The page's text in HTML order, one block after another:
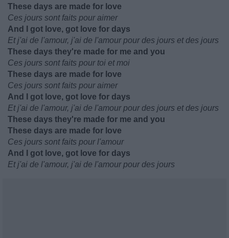
These days are made for love
Ces jours sont faits pour aimer
And I got love, got love for days
Et j'ai de l'amour, j'ai de l'amour pour des jours et des jours
These days they're made for me and you
Ces jours sont faits pour toi et moi
These days are made for love
Ces jours sont faits pour aimer
And I got love, got love for days
Et j'ai de l'amour, j'ai de l'amour pour des jours et des jours
These days they're made for me and you
These days are made for love
Ces jours sont faits pour l'amour
And I got love, got love for days
Et j'ai de l'amour, j'ai de l'amour pour des jours